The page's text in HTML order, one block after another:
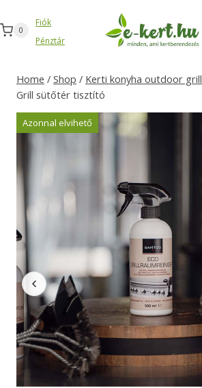
to
content
0
Fiók
Pénztár
Home / Shop / Kerti konyha outdoor grill
Grill sütőtér tisztító
Azonnal elvihető